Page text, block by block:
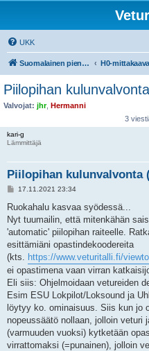
UKK
Suomalainen pienoisrautatiefoorumi
Piilopihan
Valvojat: jhr, Hermanni
3
kari-g
Lämmittäjä
Piilopihan kulunvalvonta
V
e
t
17.11.2021 23:34
Ruokahalu kasvaa syödessä...
Nyt tuumailin, että mitenkähän
'automatic' piilopihan raiteelle.
esittämiäni opastindekoodereita
(kts. https://www.veturitalli.fi/
ei opastimena vaan virran
Eli siis: Ohjelmoidaan vetureiden
Esim ESU Lokpilot/Loksound ja
löytyy ko. ominaisuus. Siis kun jo
nopeussäätö nollaan, jolloin
(varmuuden vuoksi) kytketään
virrattomaksi (=punainen), jolloin